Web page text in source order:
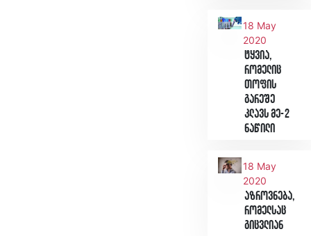
18 May
2020
ტყვია,
რომელიც
თოფის
გარეშე
კლავს მე-2
ნაწილი
18 May
2020
აზროვნება,
რომელსაც
გიცვლიან